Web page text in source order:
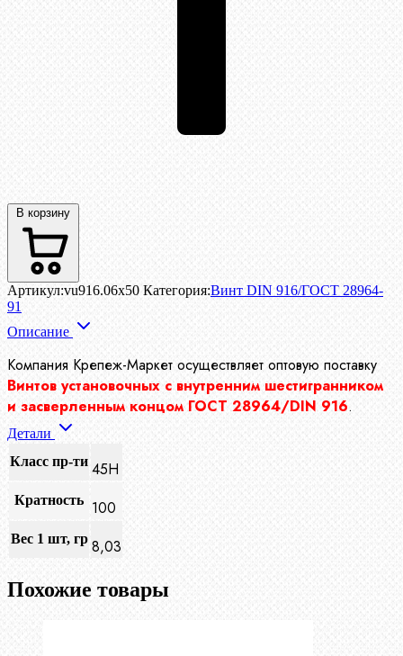
В корзину
Артикул:vu916.06x50 Категория:Винт DIN 916/ГОСТ 28964-
91
Описание
Компания Крепеж-Маркет осуществляет оптовую поставку
Винтов установочных с внутренним шестигранником
и засверленным концом ГОСТ 28964/DIN 916.
Детали
Класс пр-ти 45Н
Кратность 100
Вес 1 шт, гр 8,03
Похожие товары